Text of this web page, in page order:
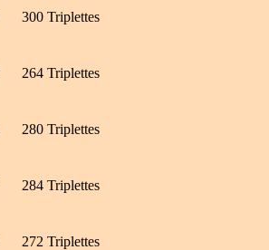
300 Triplettes
264 Triplettes
280 Triplettes
284 Triplettes
272 Triplettes